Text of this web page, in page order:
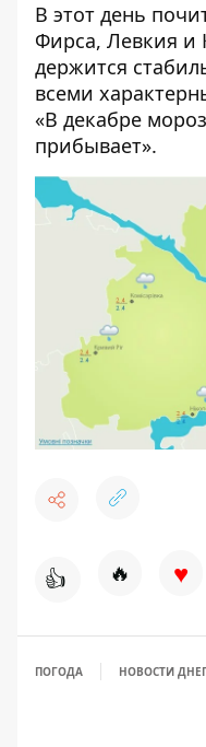
В этот день
Фирса, Левкия и
держится
всеми
«В декабре
прибывает».
👍 🔥 ♥
ПОГОДА НОВОСТИ